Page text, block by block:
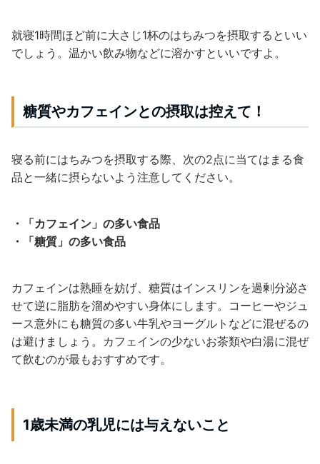
就寝1時間ほど前に大さじ1杯のはちみつを摂取するといい
でしょう。温かい飲み物などに溶かすといいですよ。
糖質やカフェインとの摂取は控えて！
寝る前にはちみつを摂取する際、次の2点に当てはまる食
品と一緒に摂らないよう注意してください。
・「カフェイン」の多い食品
・「糖質」の多い食品
カフェインは熟睡を妨げ、糖質はインスリンを過剰分泌さ
せて逆に脂肪を溜めやすい身体にします。コーヒーやジュ
ース意外にも糖質の多い牛乳やヨーグルトなどに混ぜるの
は避けましょう。カフェインの少ないお茶類や白湯に混ぜ
て飲むのが最もおすすめです。
1歳未満の乳児には与えないこと